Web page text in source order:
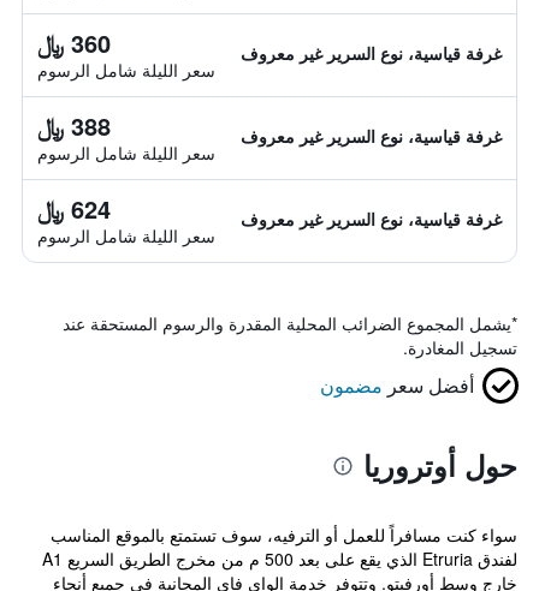
غرفة قياسية، نوع السرير غير معروف 360 ﷼
سعر الليلة شامل الرسوم
غرفة قياسية، نوع السرير غير معروف 388 ﷼
سعر الليلة شامل الرسوم
غرفة قياسية، نوع السرير غير معروف 624 ﷼
سعر الليلة شامل الرسوم
*يشمل المجموع الضرائب المحلية المقدرة والرسوم المستحقة عند
تسجيل المغادرة.
أفضل سعر مضمون
حول أوتروريا
سواء كنت مسافراً للعمل أو الترفيه، سوف تستمتع بالموقع المناسب
لفندق Etruria الذي يقع على بعد 500 م من مخرج الطريق السريع A1
خارج وسط أورفيتو. وتتوفر خدمة الواي فاي المجانية في جميع أنحاء